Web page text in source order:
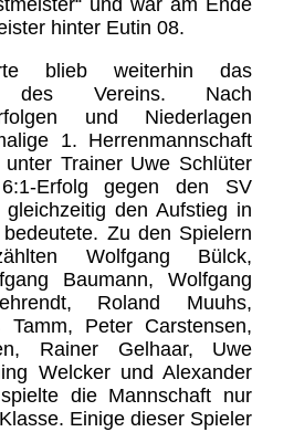
hinter Eutin 08.
blieb weiterhin das
des Vereins. Nach
und Niederlagen
1. Herrenmannschaft
Trainer Uwe Schlüter
Erfolg gegen den SV
gleichzeitig den Aufstieg in
Zu den Spielern
Wolfgang Bülck,
Baumann, Wolfgang
Roland Muuhs,
Tamm, Peter Carstensen,
Rainer Gelhaar, Uwe
Welcker und Alexander
die Mannschaft nur
Einige dieser Spieler